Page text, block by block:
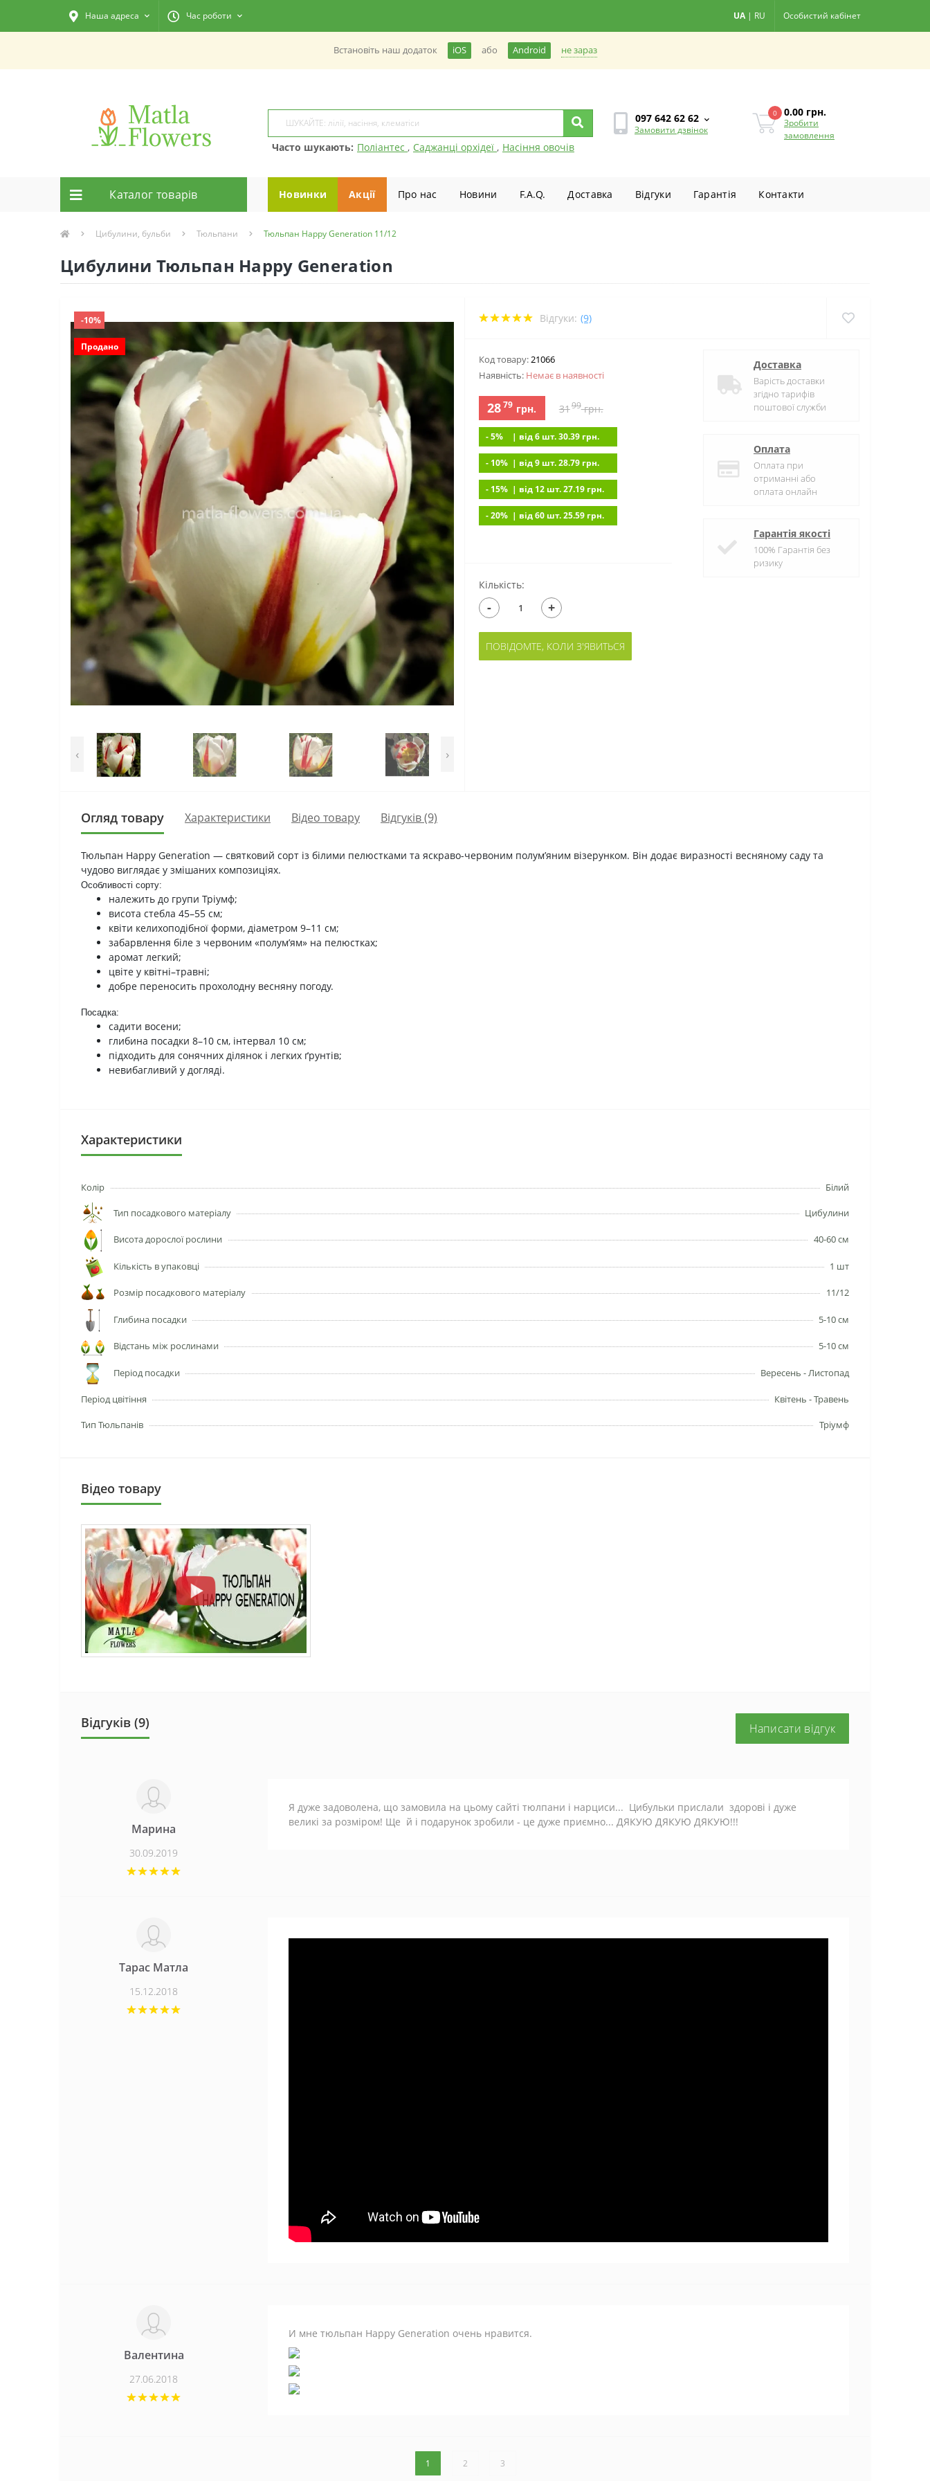
Наша адреса Час роботи UA | RU Особистий кабінет
Встановiть наш додаток iOS або Android не зараз
Часто шукають: Поліантес , Саджанці орхідеї , Насіння овочів
097 642 62 62
Замовити дзвінок
0 0.00 грн.
Зробити
замовлення
Каталог товарiв Новинки Акції Про нас Новини F.A.Q. Доставка Вiдгуки Гарантiя Контакти
Цибулини, бульби Тюльпани Тюльпан Happy Generation 11/12
Цибулини Тюльпан Happy Generation
-10%
Продано
‹ ›
Відгуки: (9)
Код товару:21066
Наявність: Немає в наявностi
2879 грн. 3199грн.
- 5% | вiд 6 шт. 30.39 грн.
- 10% | вiд 9 шт. 28.79 грн.
- 15% | вiд 12 шт. 27.19 грн.
- 20% | вiд 60 шт. 25.59 грн.
Доставка
Варість доставки
згідно тарифів
поштової служби
Оплата
Оплата при
отриманні або
оплата онлайн
Гарантія якості
100% Гарантія без
ризику
Кількість:
- +
ПОВІДОМТЕ, КОЛИ З'ЯВИТЬСЯ
Огляд товару Характеристики Вiдео товару Відгуків (9)
Тюльпан Happy Generation — святковий сорт із білими пелюстками та яскраво-червоним полум’яним візерунком. Він додає виразності весняному саду та
чудово виглядає у змішаних композиціях.
Особливості сорту:
належить до групи Тріумф;
висота стебла 45–55 см;
квіти келихоподібної форми, діаметром 9–11 см;
забарвлення біле з червоним «полум’ям» на пелюстках;
аромат легкий;
цвіте у квітні–травні;
добре переносить прохолодну весняну погоду.
Посадка:
садити восени;
глибина посадки 8–10 см, інтервал 10 см;
підходить для сонячних ділянок і легких ґрунтів;
невибагливий у догляді.
Характеристики
Колір Білий
Тип посадкового матеріалу Цибулини
Висота дорослої рослини 40-60 см
Кількість в упаковці 1 шт
Розмір посадкового матеріалу 11/12
Глибина посадки 5-10 см
Відстань між рослинами 5-10 см
Період посадки Вересень - Листопад
Період цвітіння Квітень - Травень
Тип Тюльпанів Тріумф
Вiдео товару
Відгуків (9) Написати відгук
Марина
30.09.2019
Я дуже задоволена, що замовила на цьому сайті тюлпани і нарциси... Цибульки прислали здорові і дуже
великі за розміром! Ще й і подарунок зробили - це дуже приємно... ДЯКУЮ ДЯКУЮ ДЯКУЮ!!!
Тарас Матла
15.12.2018
Валентина
27.06.2018
И мне тюльпан Happy Generation очень нравится.
1 2 3